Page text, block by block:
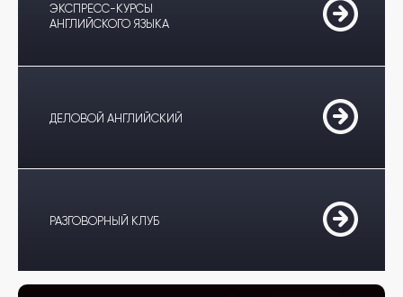
ЭКСПРЕСС-КУРСЫ
АНГЛИЙСКОГО ЯЗЫКА
ДЕЛОВОЙ АНГЛИЙСКИЙ
РАЗГОВОРНЫЙ КЛУБ